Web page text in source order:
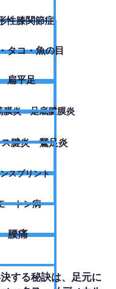
性膝関節症
タコ・魚の目
扁平足
膜炎・足底腱膜炎
腱炎・鵞足炎
スプリント
ートン病
腰痛
する秘訣は、足元に